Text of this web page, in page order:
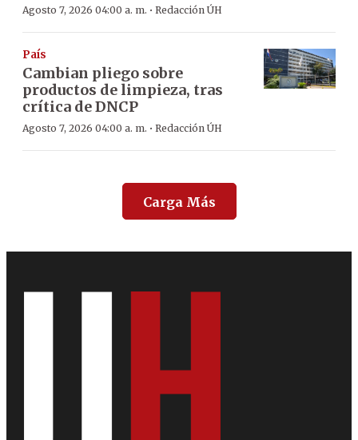
Agosto 7, 2026 04:00 a. m. · Redacción ÚH
País
Cambian pliego sobre
productos de limpieza, tras
crítica de DNCP
Agosto 7, 2026 04:00 a. m. · Redacción ÚH
Carga Más